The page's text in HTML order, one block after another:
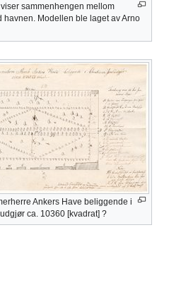
viser sammenhengen mellom
havnen. Modellen ble laget av Arno
Ankers Have beliggende i
ca. 10360 [kvadrat] ?